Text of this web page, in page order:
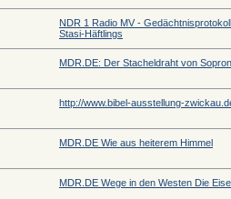
NDR 1 Radio MV -
Stasi-Häftlings
MDR.DE: Der Stacheldraht von Sopron
http://www.bibel-ausstellung-
MDR.DE Wie aus heiterem Himmel
MDR.DE Wege in den Westen Die